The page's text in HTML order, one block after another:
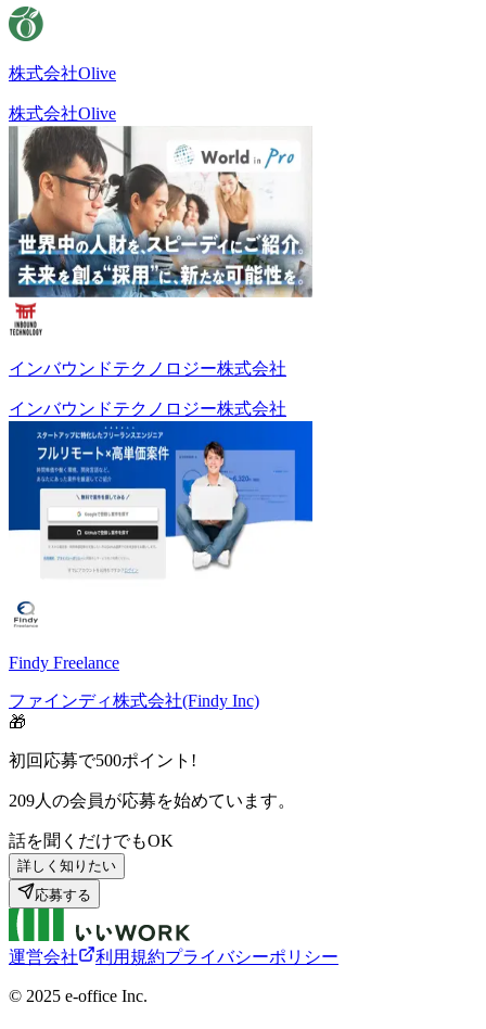
株式会社Olive
株式会社Olive
インバウンドテクノロジー株式会社
インバウンドテクノロジー株式会社
Findy Freelance
ファインディ株式会社(Findy Inc)
🎁
初回応募で500ポイント!
209人の会員が応募を始めています。
話を聞くだけでもOK
詳しく知りたい
応募する
運営会社 利用規約プライバシーポリシー
©︎ 2025 e-office Inc.